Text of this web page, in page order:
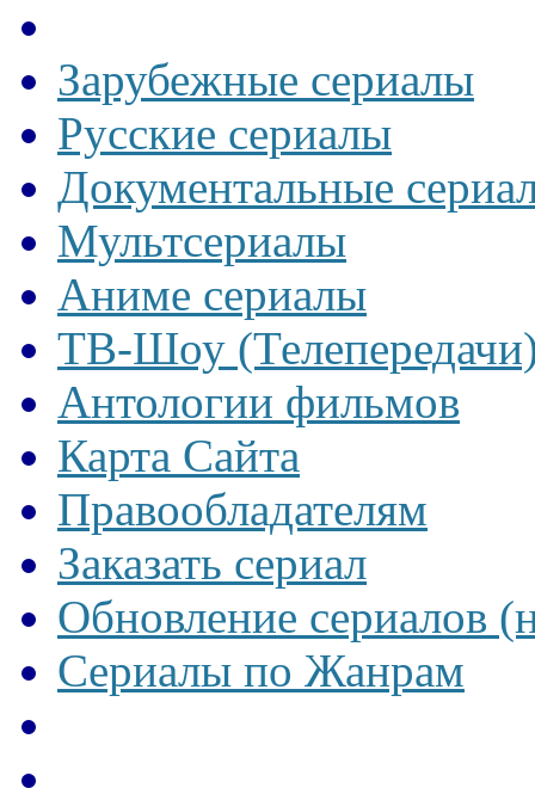
Зарубежные сериалы
Русские сериалы
Документальные
Мультсериалы
Аниме сериалы
ТВ-Шоу
Антологии фильмов
Карта Сайта
Правообладателям
Заказать сериал
Обновление сериалов
Сериалы по Жанрам